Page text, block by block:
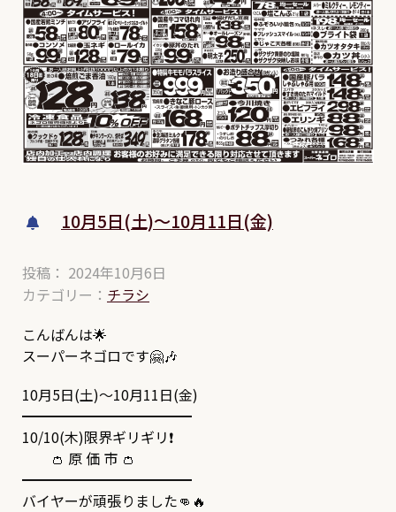
10月5日(土)～10月11日(金)
投稿： 2024年10月6日
カテゴリー： チラシ
こんばんは🌟
スーパーネゴロです🤗🎶
10月5日(土)～10月11日(金)
━━━━━━━━━━━━
10/10(木)限界ギリギリ❗
👛 原 価 市 👛
━━━━━━━━━━━━
バイヤーが頑張りました👊🔥